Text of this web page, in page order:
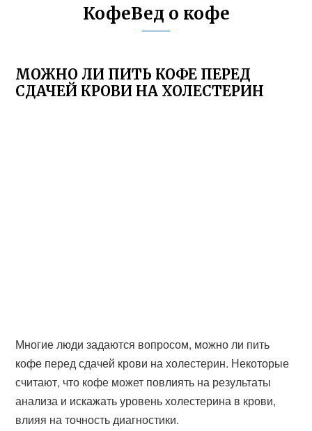
КофеВед о кофе
МОЖНО ЛИ ПИТЬ КОФЕ ПЕРЕД
СДАЧЕЙ КРОВИ НА ХОЛЕСТЕРИН
Многие люди задаются вопросом, можно ли пить
кофе перед сдачей крови на холестерин. Некоторые
считают, что кофе может повлиять на результаты
анализа и искажать уровень холестерина в крови,
влияя на точность диагностики.